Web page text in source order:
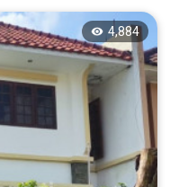
4,884